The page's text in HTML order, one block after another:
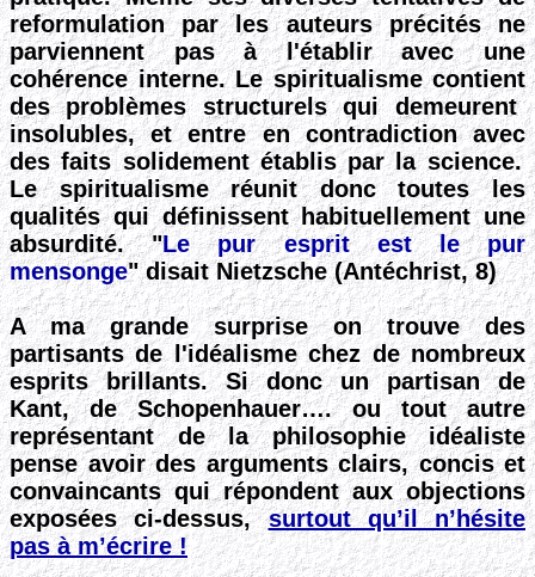
reformulation par les auteursprécités ne
parviennent pas à l'établir avec une
cohérence interne. Le spiritualismecontient
des problèmesstructurels qui demeurent
insolubles, etentre en contradictionavec
des faits solidement établispar la science.
Le spiritualisme réunit donc toutes les
qualités qui définissent habituellement une
absurdité. "Le pur esprit est le pur
mensonge" disait Nietzsche (Antéchrist, 8)
A ma grande surprise on trouve des
partisants de l'idéalisme chez de nombreux
esprits brillants. Si donc un partisan de
Kant, de Schopenhauer…. ou tout autre
représentant de la philosophie idéaliste
pense avoir des arguments clairs, concis et
convaincants qui répondent aux objections
exposées ci-dessus,surtout qu’il n’hésite
pas à m’écrire !